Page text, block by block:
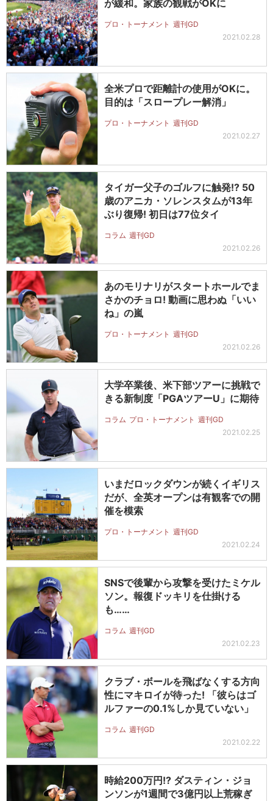
が緩和。家族の観戦がOKに
プロ・トーナメント 週刊GD
2021.02.28
全米プロで距離計の使用がOKに。
目的は「スロープレー解消」
プロ・トーナメント 週刊GD
2021.02.27
タイガー父子のゴルフに触発!? 50
歳のアニカ・ソレンスタムが13年
ぶり復帰! 初日は77位タイ
コラム 週刊GD
2021.02.26
あのモリナリがスタートホールでま
さかのチョロ! 動画に思わぬ「いい
ね」の嵐
プロ・トーナメント 週刊GD
2021.02.26
大学卒業後、米下部ツアーに挑戦で
きる新制度「PGAツアーU」に期待
コラム プロ・トーナメント 週刊GD
2021.02.25
いまだロックダウンが続くイギリス
だが、全英オープンは有観客での開
催を模索
プロ・トーナメント 週刊GD
2021.02.24
SNSで後輩から攻撃を受けたミケル
ソン。報復ドッキリを仕掛ける
も……
コラム 週刊GD
2021.02.23
クラブ・ボールを飛ばなくする方向
性にマキロイが待った! 「彼らはゴ
ルファーの0.1%しか見ていない」
コラム 週刊GD
2021.02.22
時給200万円!? ダスティン・ジョ
ンソンが1週間で3億円以上荒稼ぎ